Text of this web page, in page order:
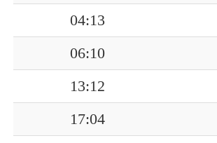
04:13
06:10
13:12
17:04